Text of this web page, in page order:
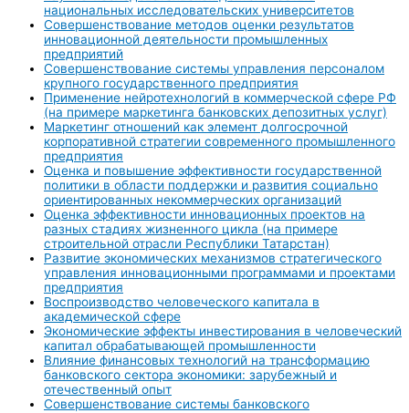
национальных исследовательских университетов
Совершенствование методов оценки результатов
инновационной деятельности промышленных
предприятий
Совершенствование системы управления персоналом
крупного государственного предприятия
Применение нейротехнологий в коммерческой сфере РФ
(на примере маркетинга банковских депозитных услуг)
Маркетинг отношений как элемент долгосрочной
корпоративной стратегии современного промышленного
предприятия
Оценка и повышение эффективности государственной
политики в области поддержки и развития социально
ориентированных некоммерческих организаций
Оценка эффективности инновационных проектов на
разных стадиях жизненного цикла (на примере
строительной отрасли Республики Татарстан)
Развитие экономических механизмов стратегического
управления инновационными программами и проектами
предприятия
Воспроизводство человеческого капитала в
академической сфере
Экономические эффекты инвестирования в человеческий
капитал обрабатывающей промышленности
Влияние финансовых технологий на трансформацию
банковского сектора экономики: зарубежный и
отечественный опыт
Совершенствование системы банковского